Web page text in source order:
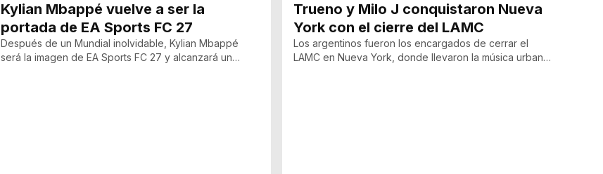
Kylian Mbappé vuelve a ser la
portada de EA Sports FC 27
Después de un Mundial inolvidable, Kylian Mbappé
será la imagen de EA Sports FC 27 y alcanzará un
Trueno y Milo J conquistaron Nueva
York con el cierre del LAMC
Los argentinos fueron los encargados de cerrar el
LAMC en Nueva York, donde llevaron la música urbana